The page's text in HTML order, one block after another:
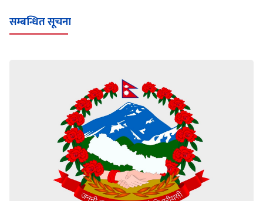
सम्बन्धित सूचना